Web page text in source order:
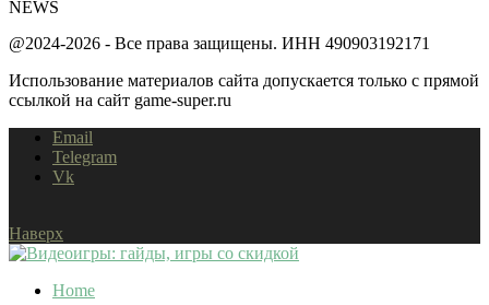
NEWS
@2024-2026 - Все права защищены. ИНН 490903192171
Использование материалов сайта допускается только с прямой
ссылкой на сайт game-super.ru
Email
Telegram
Vk
Наверх
Home